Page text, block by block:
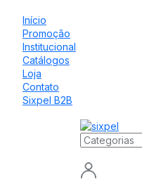
Início
Promoção
Institucional
Catálogos
Loja
Contato
Sixpel B2B